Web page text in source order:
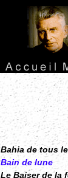
Bahia de tous
Bain de lune
Le Baiser de la